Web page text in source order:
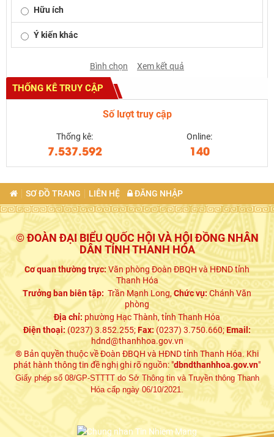
Hữu ích
Ý kiến khác
Bình chọn Xem kết quả
THỐNG KÊ TRUY CẬP
Số lượt truy cập
Thống kê:
7.537.592
Online:
140
SƠ ĐỒ TRANG LIÊN HỆ ĐĂNG NHẬP
© ĐOÀN ĐẠI BIỂU QUỐC HỘI VÀ HỘI ĐỒNG NHÂN
DÂN TỈNH THANH HÓA
Cơ quan thường trực:Văn phòng Đoàn ĐBQH và HĐND tỉnh
Thanh Hóa
Trưởng ban biên tập: Trần Mạnh Long,Chức vụ:Chánh Văn
phòng
Địa chỉ: phường Hạc Thành, tỉnh Thanh Hóa
Điện thoại: (0237) 3.852.255;Fax:(0237) 3.750.660;Email:
hdnd@thanhhoa.gov.vn
® Bản quyền thuộc về Đoàn ĐBQH và HĐND tỉnh Thanh Hóa. Khi
phát hành thông tin đề nghị ghi rõ nguồn: "dbndthanhhoa.gov.vn"
Giấy phép số 08/GP-STTTT do Sở Thông tin và Truyền thông Thanh
Hóa cấp ngày 06/10/2021.